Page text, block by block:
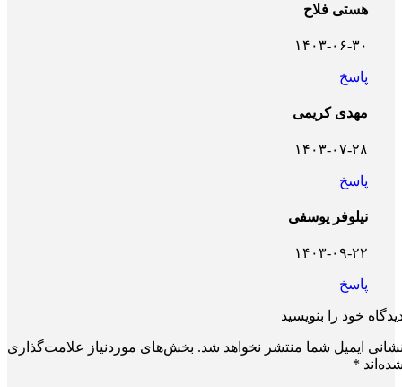
هستی فلاح
۱۴۰۳-۰۶-۳۰
پاسخ
مهدی کریمی
۱۴۰۳-۰۷-۲۸
پاسخ
نیلوفر یوسفی
۱۴۰۳-۰۹-۲۲
پاسخ
خود را بنویسید
ایمیل شما منتشر نخواهد شد. بخش‌های موردنیاز علامت‌گذاری
*